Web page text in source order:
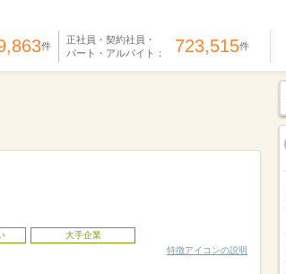
件
正社員・契約社員・
パート・アルバイト： 723,515件
大手企業
特徴アイコンの説明